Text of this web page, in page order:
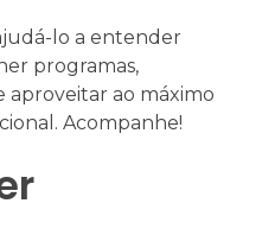
lo a entender
programas,
ao máximo
Acompanhe!